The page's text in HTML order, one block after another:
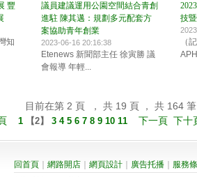
豐
知
議員建議運用公園空間結合青創
進駐 陳其邁：規劃多元配套方
案協助青年創業
2023-06-16 20:16:38
Etenews 新聞部主任 徐寅勝 議
會報導 年輕...
技
（
目前在第 2 頁 ， 共 19 頁 ， 共 164 筆
1 【2】 3 4 5 6 7 8 9 10 11 下一頁 下十
回首頁 網路開店 網頁設計 廣告托播
服務